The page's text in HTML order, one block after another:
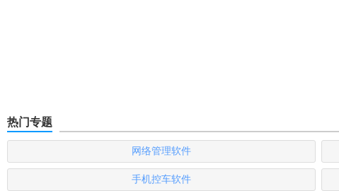
热门专题
网络管理软件
手机控车软件